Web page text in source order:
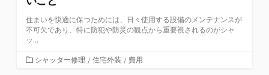
住まいを快適に保つためには、日々使用する設備のメンテナンスが
不可欠であり、特に防犯や防災の観点から重要視されるのがシャ
ッ...
カシャッター修理 / 住宅外装 / 費用